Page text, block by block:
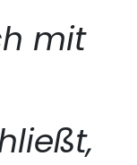
mit